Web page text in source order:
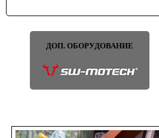
ДОП. ОБОРУДОВАНИЕ